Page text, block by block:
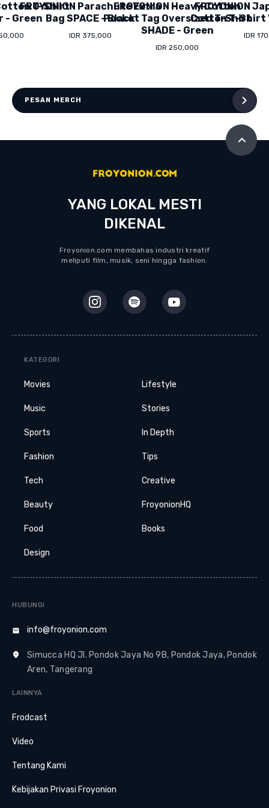
T-Shirt
- Green
FROYONION Parachute Extra
Bag SPACE - Black
IDR 375,000
FROYONION Heavy Cotton
Pocket Tag Oversized T-Shirt
SHADE - Green
IDR 250,000
FROYONION
Cotton T-Shirt
IDR
PESAN MERCH
KATEGORI
Movies
Music
Sports
Fashion
Tech
Beauty
Food
Design
Lifestyle
Stories
In Depth
Tips
Creative
FroyonionHQ
Books
YANG LOKAL MESTI
DIKENAL
Froyonion.com membahas industri kreatif
meliputi film, musik, seni hingga fashion.
HUBUNGI
info@froyonion.com
Simucca HQ Jl. Pondok Jaya No 9B, Pondok Jaya, Pondok
Aren, Tangerang
LAINNYA
Frodcast
Video
Tentang Kami
Kebijakan Privasi Froyonion